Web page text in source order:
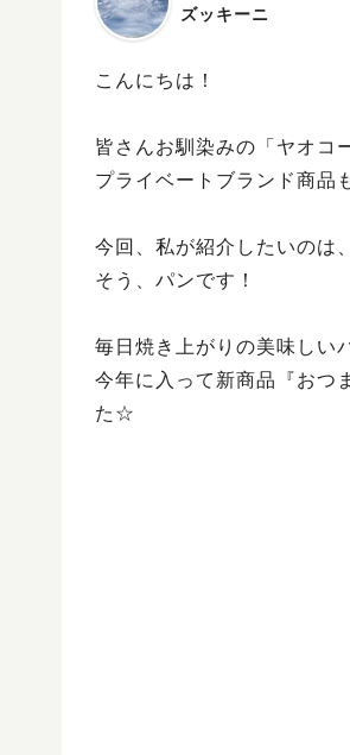
ズッキーニ
こんにちは！
皆さんお馴染みの「ヤオコ
プライベートブランド商品
今回、私が紹介したいのは
そう、パンです！
毎日焼き上がりの美味しい
今年に入って新商品『おつ
た☆